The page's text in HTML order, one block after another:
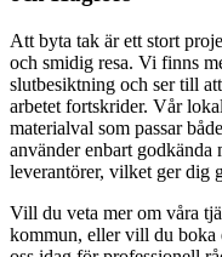
Att byta tak är ett stort
och smidig resa. Vi finns
slutbesiktning och ser till
arbetet fortskrider. Vår
materialval som passar
använder enbart godkända
leverantörer, vilket ger dig
Vill du veta mer om våra
kommun, eller vill du boka